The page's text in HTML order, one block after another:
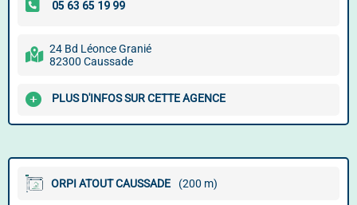
24 Bd Léonce Granié
82300 Caussade
PLUS D'INFOS SUR CETTE AGENCE
ORPI ATOUT CAUSSADE (200 m)